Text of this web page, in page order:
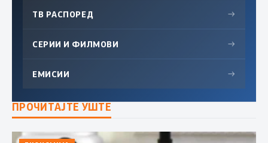
ТВ РАСПОРЕД →
СЕРИИ И ФИЛМОВИ →
ЕМИСИИ →
ПРОЧИТАЈТЕ УШТЕ